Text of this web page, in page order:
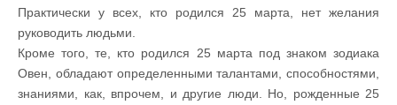
Практически у всех, кто родился 25 марта, нет желания
руководить людьми.
Кроме того, те, кто родился 25 марта под знаком зодиака
Овен, обладают определенными талантами, способностями,
знаниями, как, впрочем, и другие люди. Но, рожденные 25